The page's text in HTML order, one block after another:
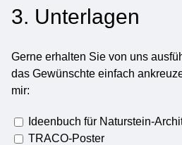
3. Unterlagen
Gerne erhalten Sie von uns
das Gewünschte einfach
mir:
Ideenbuch für Naturstein-
TRACO-Poster